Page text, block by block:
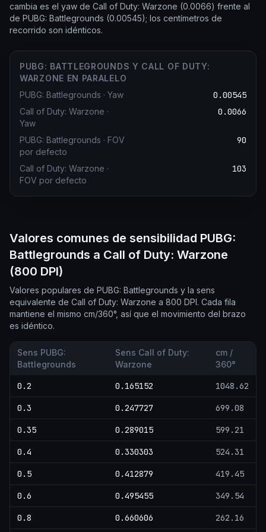
cambia es el yaw de Call of Duty: Warzone (0.0066) frente al
de PUBG: Battlegrounds (0.00545); los centímetros de
recorrido son idénticos.
PUBG: BATTLEGROUNDS Y CALL OF DUTY:
WARZONE EN PARALELO
PUBG: Battlegrounds · Yaw 0.00545
Call of Duty: Warzone ·
Yaw
0.0066
PUBG: Battlegrounds · FOV
por defecto
90
Call of Duty: Warzone ·
FOV por defecto
103
Valores comunes de sensibilidad PUBG:
Battlegrounds a Call of Duty: Warzone
(800 DPI)
Valores populares de PUBG: Battlegrounds y la sens
equivalente de Call of Duty: Warzone a 800 DPI. Cada fila
mantiene el mismo cm/360°, así que el movimiento del brazo
es idéntico.
Sens PUBG:
Battlegrounds
Sens Call of Duty:
Warzone
cm /
360°
0.2 0.165152 1048.62
0.3 0.247727 699.08
0.35 0.289015 599.21
0.4 0.330303 524.31
0.5 0.412879 419.45
0.6 0.495455 349.54
0.8 0.660606 262.16